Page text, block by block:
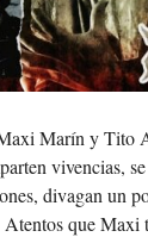
Marín y Tito
vivencias,
divagan un
que Maxi